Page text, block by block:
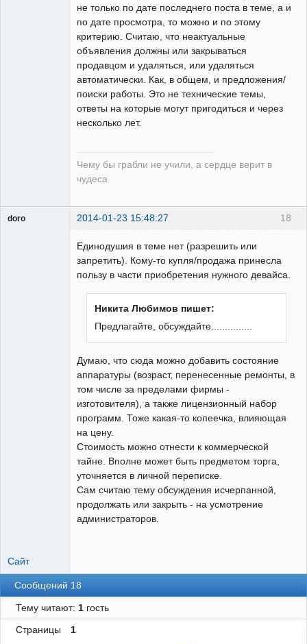
не только по дате последнего поста в теме, а и
по дате просмотра, то можно и по этому
критерию. Считаю, что неактуальные
объявления должны или закрываться
продавцом и удаляться, или удаляться
автоматически. Как, в общем, и предложения/
поиски работы. Это не технические темы,
ответы на которые могут пригодиться и через
несколько лет.
Чему бы грабли не учили, а сердце верит в
чудеса
18
doro 2014-01-23 15:48:27
Единодушия в теме нет (разрешить или
запретить). Кому-то купля/продажа принесла
пользу в части приобретения нужного девайса.
Никита Любимов пишет:
Предлагайте, обсуждайте...............
Думаю, что сюда можно добавить состояние
аппаратуры (возраст, перенесенные ремонты, в
том числе за пределами фирмы -
изготовителя), а также лицензионный набор
программ. Тоже какая-то копеечка, влияющая
на цену.
Стоимость можно отнести к коммерческой
тайне. Вполне может быть предметом торга,
уточняется в личной переписке.
Сам считаю тему обсуждения исчерпанной,
продолжать или закрыть - на усмотрение
администраторов.
Сайт
Сообщений 18
Тему читают: 1гость
Страницы
1